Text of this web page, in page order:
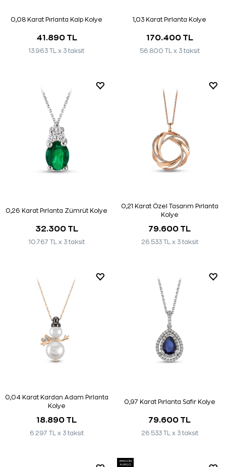
0,08 Karat Pırlanta Kalp Kolye
41.890 TL
13.963 TL x 3 taksit
1,03 Karat Pırlanta Kolye
170.400 TL
56.800 TL x 3 taksit
0,26 Karat Pırlanta Zümrüt Kolye
32.300 TL
10.767 TL x 3 taksit
0,21 Karat Özel Tasarım Pırlanta
Kolye
79.600 TL
26.533 TL x 3 taksit
0,04 Karat Kardan Adam Pırlanta
Kolye
18.890 TL
6.297 TL x 3 taksit
0,97 Karat Pırlanta Safir Kolye
79.600 TL
26.533 TL x 3 taksit
AYNI GÜN
KARGO